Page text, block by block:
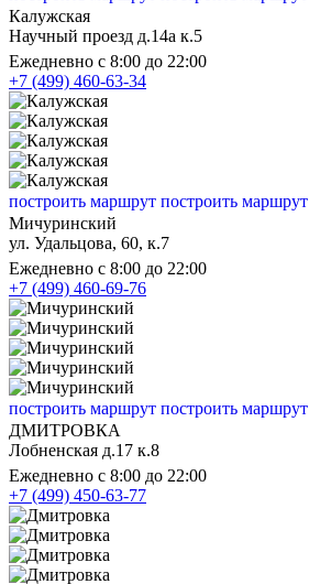
Калужская
Научный проезд д.14а к.5
Ежедневно с 8:00 до 22:00
+7 (499) 460-63-34
построить маршрут построить маршрут
Мичуринский
ул. Удальцова, 60, к.7
Ежедневно с 8:00 до 22:00
+7 (499) 460-69-76
построить маршрут построить маршрут
ДМИТРОВКА
Лобненская д.17 к.8
Ежедневно с 8:00 до 22:00
+7 (499) 450-63-77